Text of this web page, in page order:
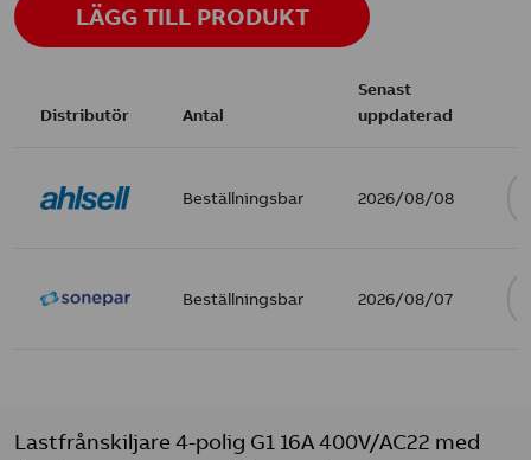
LÄGG TILL PRODUKT
Distributör Antal
Senast
uppdaterad
Beställningsbar 2026/08/08
Beställningsbar 2026/08/07
Lastfrånskiljare 4-polig G1 16A 400V/AC22 med